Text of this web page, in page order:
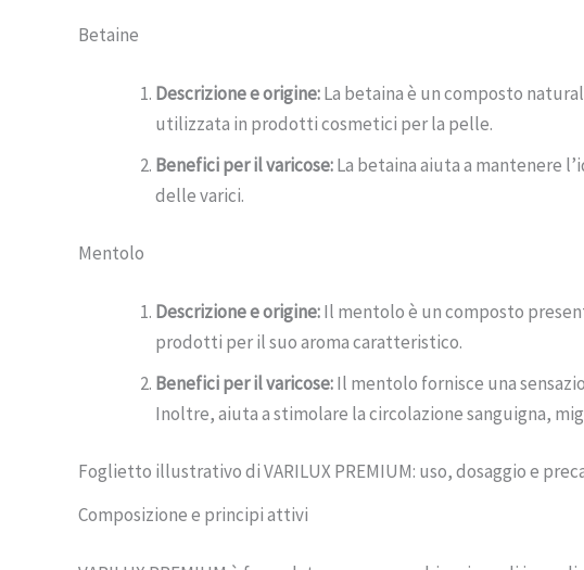
Betaine
Descrizione e origine:La betaina è un composto
utilizzata in prodotti cosmetici per la pelle.
Benefici per il varicose:La betaina aiuta a mantenere
delle varici.
Mentolo
Descrizione e origine:Il mentolo è un composto
prodotti per il suo aroma caratteristico.
Benefici per il varicose:Il mentolo fornisce una
Inoltre, aiuta a stimolare la circolazione sanguigna,
Foglietto illustrativo di VARILUX PREMIUM: uso, dosaggio e
Composizione e principi attivi